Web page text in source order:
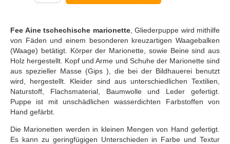
Fee Aine tschechische marionette, Gliederpuppe wird mithilfe
von Fäden und einem besonderen kreuzartigen Waagebalken
(Waage) betätigt. Körper der Marionette, sowie Beine sind aus
Holz hergestellt. Kopf und Arme und Schuhe der Marionette sind
aus spezieller Masse (Gips ), die bei der Bildhauerei benutzt
wird, hergestellt. Kleider sind aus unterschiedlichen Textilien,
Naturstoff, Flachsmaterial, Baumwolle und Leder gefertigt.
Puppe ist mit unschädlichen wasserdichten Farbstoffen von
Hand gefärbt.
Die Marionetten werden in kleinen Mengen von Hand gefertigt.
Es kann zu geringfügigen Unterschieden in Farbe und Textur